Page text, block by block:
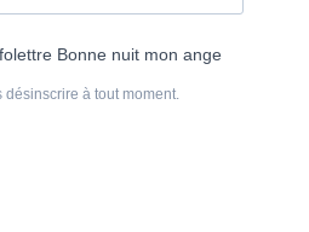
Bonne nuit mon ange
désinscrire à tout moment.